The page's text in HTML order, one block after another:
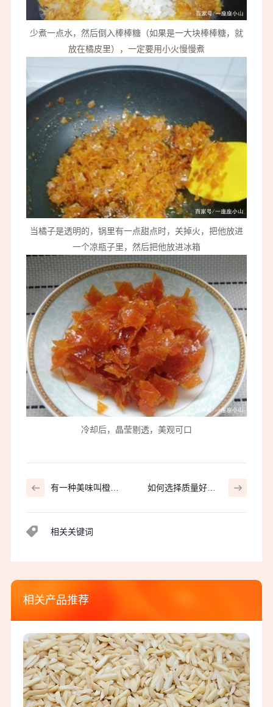
少煮一点水，然后倒入棒棒糖（如果是一大块棒棒糖，就
放在橘皮里），一定要用小火慢慢煮
当橘子是透明的，锅里有一点甜点时，关掉火，把他放进
一个凉瓶子里，然后把他放进冰箱
冷却后，晶莹剔透，美观可口
有一种美味叫橙皮
如何选择质量好的
相关关键词
相关产品推荐